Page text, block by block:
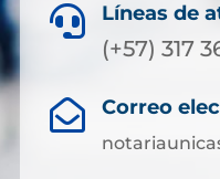
 Líneas de
(+57) 317
 Correo